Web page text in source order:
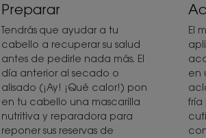
Preparar
Tendrás que ayudar a tu
cabello a recuperar su salud
antes de pedirle nada más. El
día anterior al secado o
alisado (¡Ay! ¡Qué calor!) pon
en tu cabello una mascarilla
nutritiva y reparadora para
reponer sus reservas de
El
en
fría